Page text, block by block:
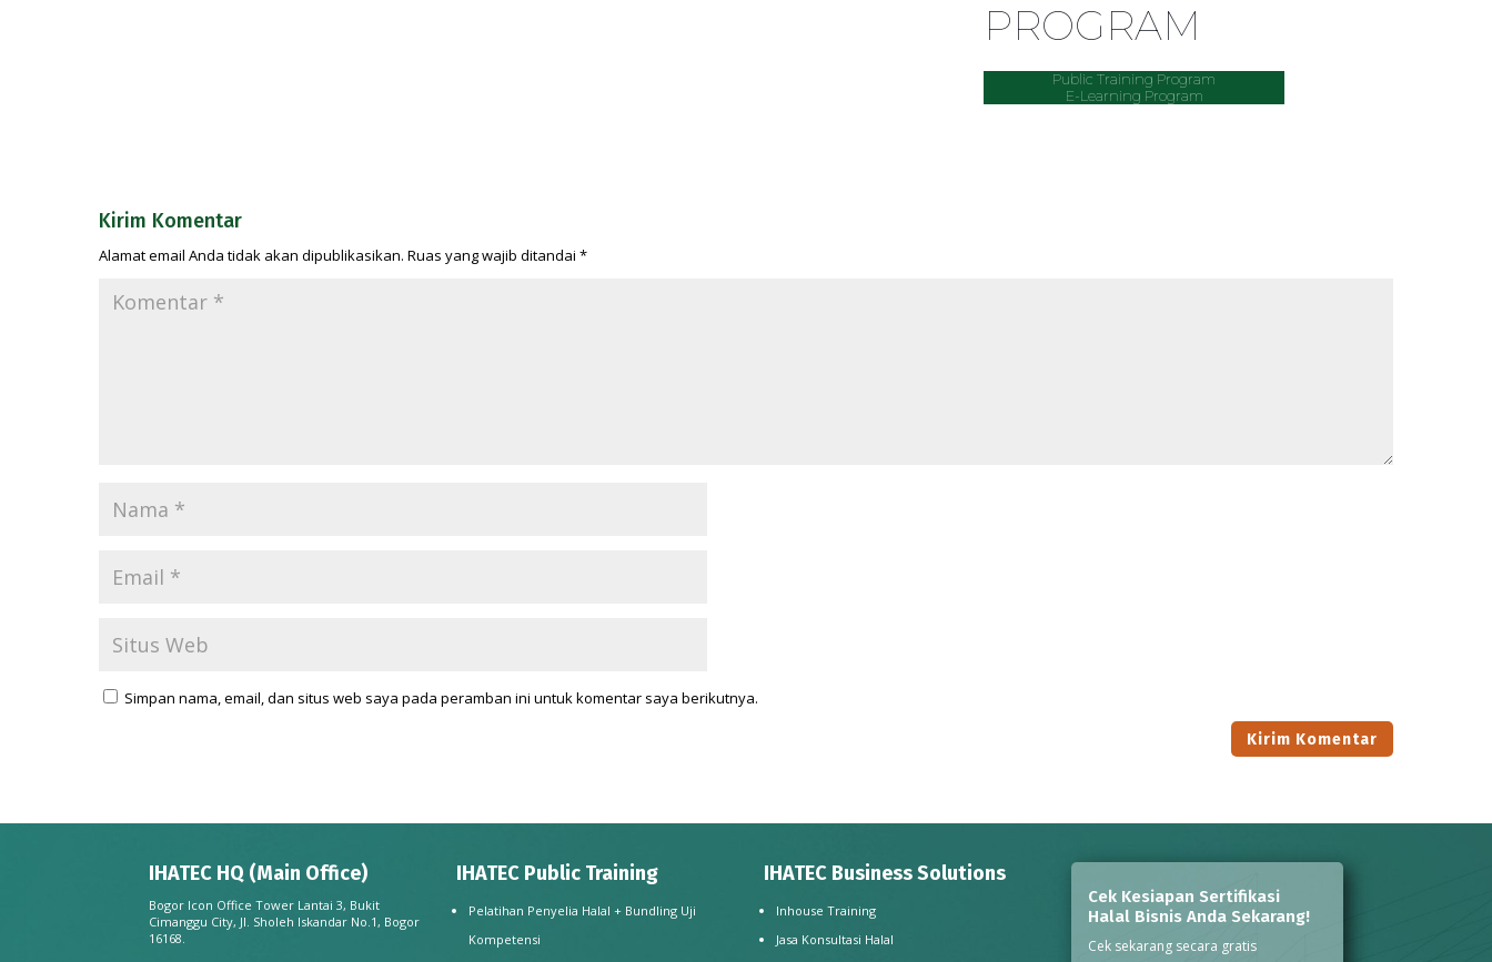
PROGRAM
Public Training Program
E-Learning Program
Kirim Komentar
Alamat email Anda tidak akan dipublikasikan. Ruas yang wajib ditandai *
Simpan nama, email, dan situs web saya pada peramban ini untuk komentar saya berikutnya.
IHATEC HQ (Main Office)
Bogor Icon Office Tower Lantai 3, Bukit
Cimanggu City, Jl. Sholeh Iskandar No.1, Bogor
16168.
IHATEC Public Training
Pelatihan Penyelia Halal + Bundling Uji
Kompetensi
IHATEC Business Solutions
Inhouse Training
Jasa Konsultasi Halal
Cek Kesiapan Sertifikasi
Halal Bisnis Anda Sekarang!
Cek sekarang secara gratis